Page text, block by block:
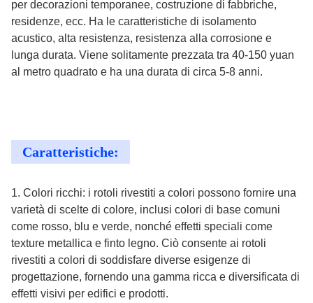
per decorazioni temporanee, costruzione di fabbriche,
residenze, ecc. Ha le caratteristiche di isolamento
acustico, alta resistenza, resistenza alla corrosione e
lunga durata. Viene solitamente prezzata tra 40-150 yuan
al metro quadrato e ha una durata di circa 5-8 anni.
Caratteristiche:
1. Colori ricchi: i rotoli rivestiti a colori possono fornire una
varietà di scelte di colore, inclusi colori di base comuni
come rosso, blu e verde, nonché effetti speciali come
texture metallica e finto legno. Ciò consente ai rotoli
rivestiti a colori di soddisfare diverse esigenze di
progettazione, fornendo una gamma ricca e diversificata di
effetti visivi per edifici e prodotti.